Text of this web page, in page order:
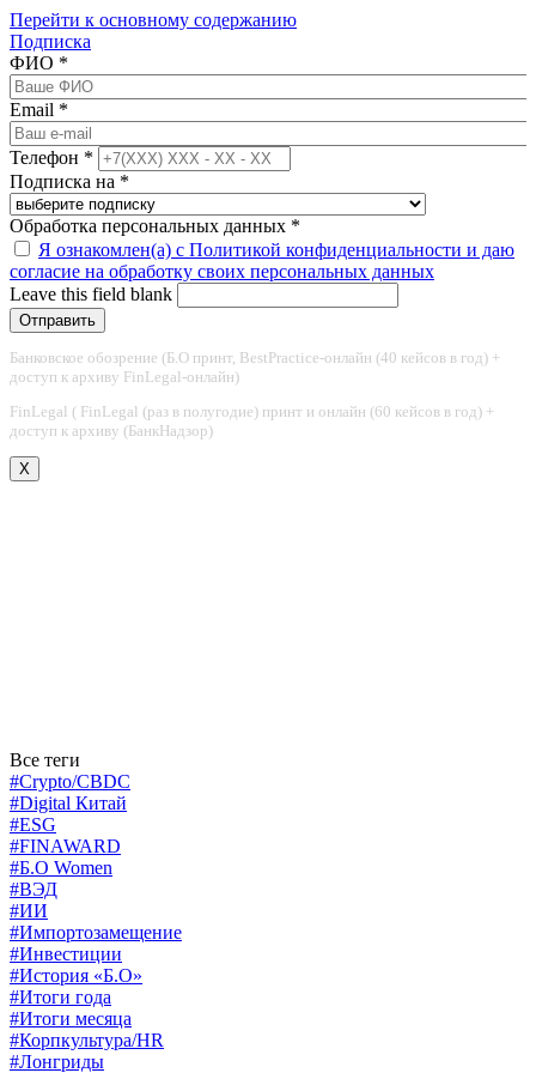
Перейти к основному содержанию
Подписка
ФИО *
Email *
Телефон *
Подписка на *
Обработка персональных данных *
Я ознакомлен(а) с Политикой конфиденциальности и даю
согласие на обработку своих персональных данных
Leave this field blank
Банковское обозрение (Б.О принт, BestPractice-онлайн (40 кейсов в год) +
доступ к архиву FinLegal-онлайн)
FinLegal ( FinLegal (раз в полугодие) принт и онлайн (60 кейсов в год) +
доступ к архиву (БанкНадзор)
X
Все теги
#Crypto/CBDC
#Digital Китай
#ESG
#FINAWARD
#Б.О Women
#ВЭД
#ИИ
#Импортозамещение
#Инвестиции
#История «Б.О»
#Итоги года
#Итоги месяца
#Корпкультура/HR
#Лонгриды